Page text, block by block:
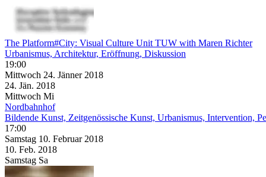
The Platform#City: Visual Culture Unit TUW with Maren Richter
Urbanismus, Architektur, Eröffnung, Diskussion
19:00
Mittwoch 24. Jänner 2018
24. Jän. 2018
Mittwoch Mi
Nordbahnhof
Bildende Kunst, Zeitgenössische Kunst, Urbanismus, Intervention,
17:00
Samstag 10. Februar 2018
10. Feb. 2018
Samstag Sa